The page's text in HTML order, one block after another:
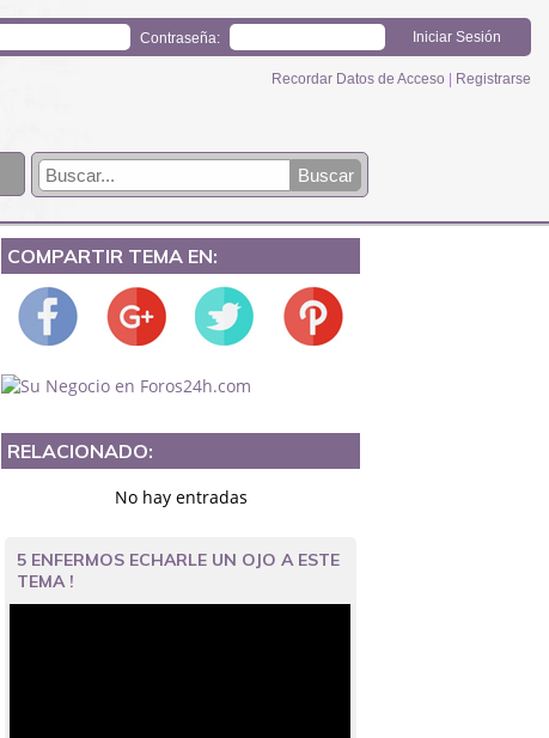
Contraseña:
Recordar Datos de Acceso Registrarse
COMPARTIR TEMA EN:
RELACIONADO:
No hay entradas
5 ENFERMOS ECHARLE UN OJO A ESTE
TEMA !